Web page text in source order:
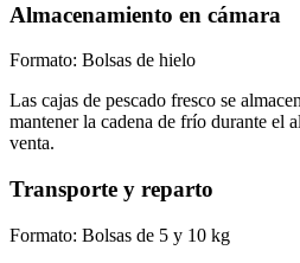
Almacenamiento en cámara
Formato: Bolsas de hielo
Las cajas de pescado fresco se
mantener la cadena de frío durante el
venta.
Transporte y reparto
Formato: Bolsas de 5 y 10 kg